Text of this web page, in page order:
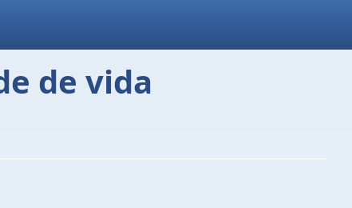
de vida